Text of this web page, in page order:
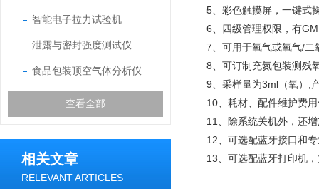
智能电子拉力试验机
泄露与密封强度测试仪
食品包装顶空气体分析仪
查看全部
相关文章
RELEVANT ARTICLES
5、彩色触摸屏，一键式
6、四级管理权限，有
7、可用于氧气或氧气/二
8、可订制充氮包装测残
9、采样量为3ml（氧）,
10、耗材、配件维护费
11、除系统关机外，还
12、可选配蓝牙接口和
13、可选配蓝牙打印机